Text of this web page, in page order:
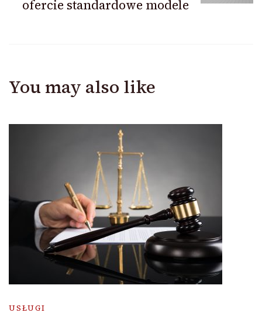
ofercie standardowe modele
You may also like
USŁUGI